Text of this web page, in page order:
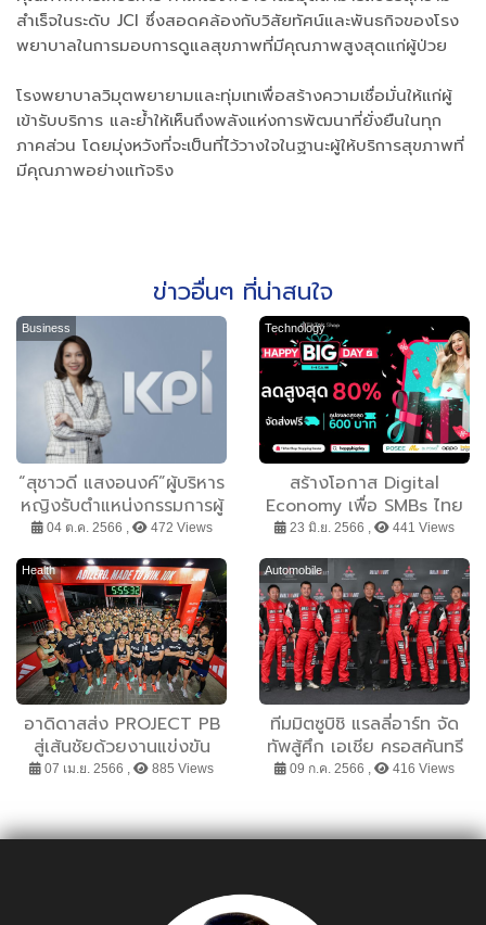
สำเร็จในระดับ JCI ซึ่งสอดคล้องกับวิสัยทัศน์และพันธกิจของโรง
พยาบาลในการมอบการดูแลสุขภาพที่มีคุณภาพสูงสุดแก่ผู้ป่วย
โรงพยาบาลวิมุตพยายามและทุ่มเทเพื่อสร้างความเชื่อมั่นให้แก่ผู้
เข้ารับบริการ และย้ำให้เห็นถึงพลังแห่งการพัฒนาที่ยั่งยืนในทุก
ภาคส่วน โดยมุ่งหวังที่จะเป็นที่ไว้วางใจในฐานะผู้ให้บริการสุขภาพที่
มีคุณภาพอย่างแท้จริง
ข่าวอื่นๆ ที่น่าสนใจ
Business
“สุชาวดี แสงอนงค์”ผู้บริหาร
หญิงรับตำแหน่งกรรมการผู้
จัดการใหญ่คนใหม่บริษัท เค
นิชประกันภัย
04 ต.ค. 2566 , 472 Views
Technology
สร้างโอกาส Digital
Economy เพื่อ SMBs ไทย
กับ TikTok Shop
23 มิ.ย. 2566 , 441 Views
Health
อาดิดาสส่ง PROJECT PB
สู่เส้นชัยด้วยงานแข่งขัน
ADIZERO.MADE TO
PB จากการฝึกซ้อมสุดเข้ม
07 เม.ย. 2566 , 885 Views
Automobile
ทีมมิตซูบิชิ แรลลี่อาร์ท จัด
ทัพสู้ศึก เอเชีย ครอสคันทรี
แรลลี่ 2023 ส่ง ออล-นิว
09 ก.ค. 2566 , 416 Views